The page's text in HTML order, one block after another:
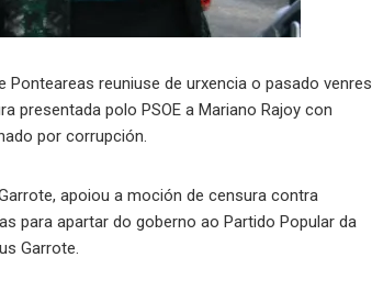
Ponteareas reuniuse de urxencia o pasado venres
presentada polo PSOE a Mariano Rajoy con
por corrupción.
apoiou a moción de censura contra
para apartar do goberno ao Partido Popular da
Garrote.